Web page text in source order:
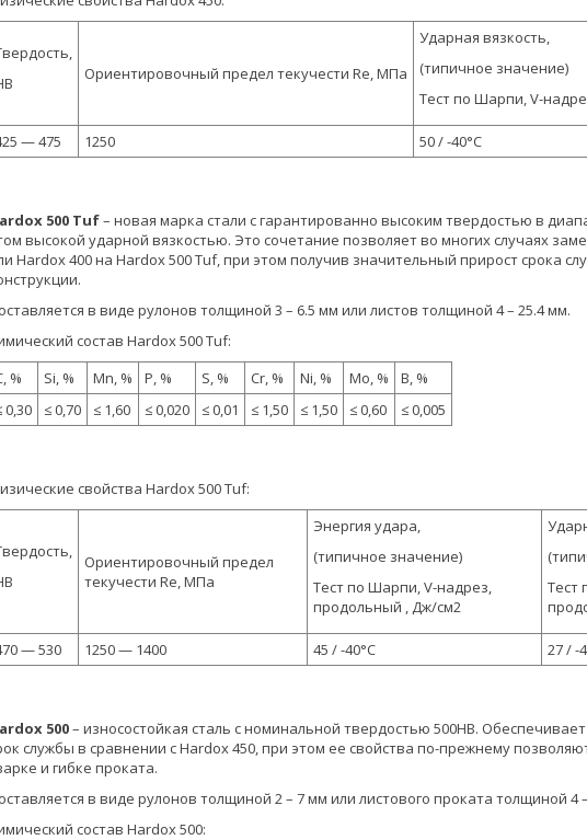
Ориентировочный предел текучести Re, МПа
Ударная вязкость,
(типичное значение)
Тест по Шарпи, V-
— 475 1250 50 / -40°C
500 Tuf– новая марка стали с гарантированно высоким твердостью в
высокой ударной вязкостью. Это сочетание позволяет во многих случаях
Hardox 400 на Hardox 500 Tuf, при этом получив значительный прирост срока
в виде рулонов толщиной 3 – 6.5 мм или листов толщиной 4 – 25.4 мм.
состав Hardox 500 Tuf:
%
Si, % Mn, % P, % S, % Cr, % Ni, % Mo, %
B, %
0,30
≤ 0,70 ≤ 1,60 ≤ 0,020 ≤ 0,01 ≤ 1,50 ≤ 1,50 ≤ 0,60 ≤ 0,005
свойства Hardox 500 Tuf:
Ориентировочный предел
текучести Re, МПа
Энергия удара,
(типичное значение)
Тест по Шарпи, V-надрез,
продольный , Дж/см2
Тест
— 530 1250 — 1400 45 / -40°C 27 / -
500– износостойкая сталь с номинальной твердостью 500HB.
службы в сравнении с Hardox 450, при этом ее свойства по-прежнему
и гибке проката.
в виде рулонов толщиной 2 – 7 мм или листового проката толщиной 4
состав Hardox 500: